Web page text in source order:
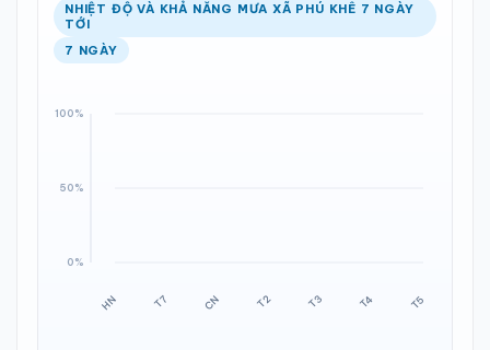
NHIỆT ĐỘ VÀ KHẢ NĂNG MƯA XÃ PHÚ KHÊ 7 NGÀY
TỚI
7 NGÀY